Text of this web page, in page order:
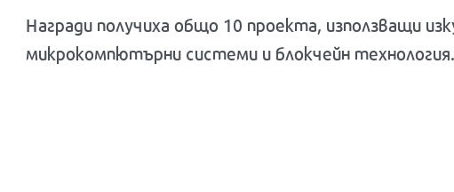
Награди получиха общо 10 проекта, използващи
микрокомпютърни системи и блокчейн технология.